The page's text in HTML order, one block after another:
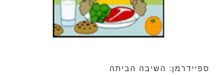
ספיידרמן: השיבה הביתה